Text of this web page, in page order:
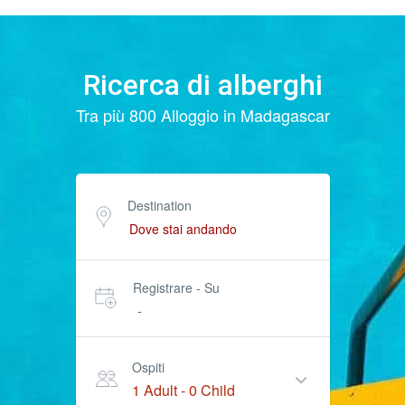
Ricerca di alberghi
Tra più 800 Alloggio in Madagascar
Destination
Registrare - Su
-
Ospiti
1 Adult-0 Child